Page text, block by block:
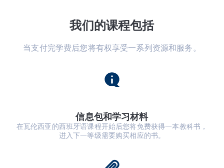
我们的课程包括
当支付完学费后您将有权享受一系列资源和服务。
信息包和学习材料
在瓦伦西亚的西班牙语课程开始后您将免费获得一本教科书，
进入下一等级需要购买相应的书。